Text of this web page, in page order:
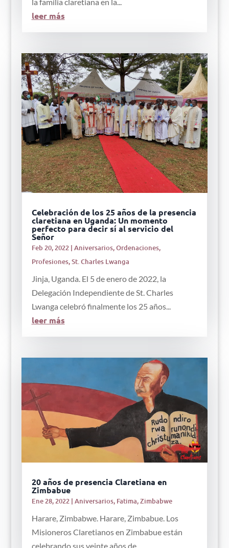
leer más
Celebración de los 25 años de la presencia
claretiana en Uganda: Un momento
perfecto para decir sí al servicio del
Señor
Feb 20, 2022| Aniversarios,Ordenaciones,
Profesiones,St. Charles Lwanga
Jinja, Uganda. El 5 de enero de 2022, la
Delegación Independiente de St. Charles
Lwanga celebró finalmente los 25 años...
leer más
20 años de presencia Claretiana en
Zimbabue
Ene 28, 2022| Aniversarios, Fatima,Zimbabwe
Harare, Zimbabwe. Harare, Zimbabue. Los
Misioneros Claretianos en Zimbabue están
celebrando sus veinte años de...